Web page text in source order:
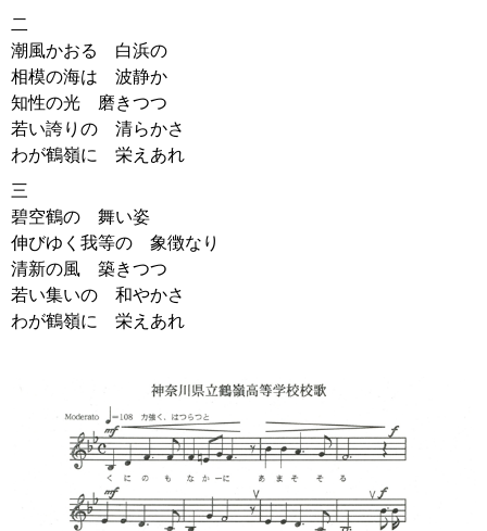
二
潮風かおる 白浜の
相模の海は 波静か
知性の光 磨きつつ
若い誇りの 清らかさ
わが鶴嶺に 栄えあれ
三
碧空鶴の 舞い姿
伸びゆく我等の 象徴なり
清新の風 築きつつ
若い集いの 和やかさ
わが鶴嶺に 栄えあれ